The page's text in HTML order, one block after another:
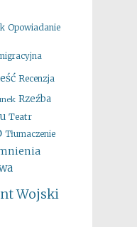
Opowiadanie
Recenzja
Rzeźba
Teatr
Tłumaczenie
Wojski